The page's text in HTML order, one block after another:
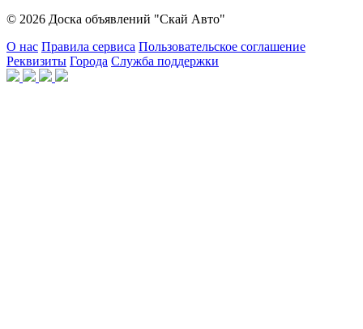
© 2026 Доска объявлений "Скай Авто"
О нас Правила сервиса Пользовательское соглашение
Реквизиты Города Служба поддержки